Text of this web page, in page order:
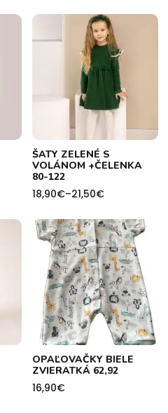
ŠATY ZELENÉ S
VOLÁNOM +ČELENKA
80-122
18,90€–21,50€
Price
18,90€
through
21,50€
OPAĽOVAČKY BIELE
ZVIERATKÁ 62,92
16,90€